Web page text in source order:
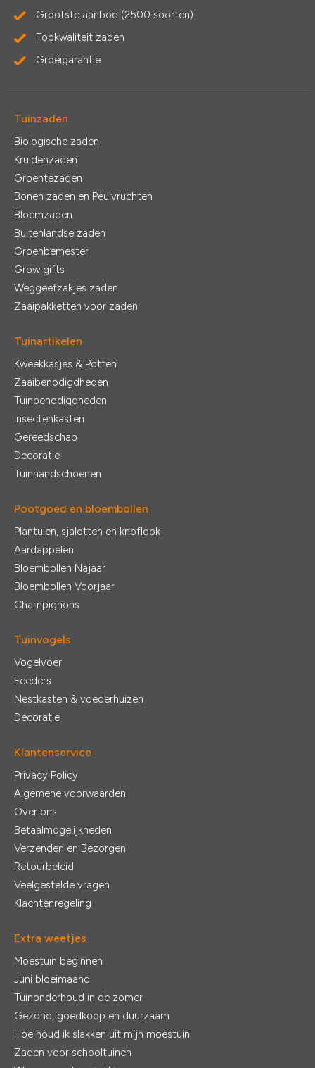
Grootste aanbod (2500 soorten)
Topkwaliteit zaden
Groeigarantie
Tuinzaden
Biologische zaden
Kruidenzaden
Groentezaden
Bonen zaden en Peulvruchten
Bloemzaden
Buitenlandse zaden
Groenbemester
Grow gifts
Weggeefzakjes zaden
Zaaipakketten voor zaden
Tuinartikelen
Kweekkasjes & Potten
Zaaibenodigdheden
Tuinbenodigdheden
Insectenkasten
Gereedschap
Decoratie
Tuinhandschoenen
Pootgoed en bloembollen
Plantuien, sjalotten en knoflook
Aardappelen
Bloembollen Najaar
Bloembollen Voorjaar
Champignons
Tuinvogels
Vogelvoer
Feeders
Nestkasten & voederhuizen
Decoratie
Klantenservice
Privacy Policy
Algemene voorwaarden
Over ons
Betaalmogelijkheden
Verzenden en Bezorgen
Retourbeleid
Veelgestelde vragen
Klachtenregeling
Extra weetjes
Moestuin beginnen
Juni bloeimaand
Tuinonderhoud in de zomer
Gezond, goedkoop en duurzaam
Hoe houd ik slakken uit mijn moestuin
Zaden voor schooltuinen